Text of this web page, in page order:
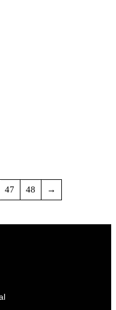
47 48 →